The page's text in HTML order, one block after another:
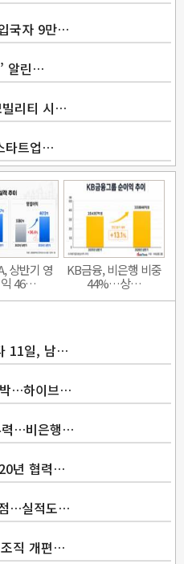
국자 9만…
알린…
빌리티 시…
타트업…
상반기 영
46…
KB금융, 비은행 비중
44%…상…
11일, 남…
박…하이브…
력…비은행…
년 협력…
…실적도…
직 개편…